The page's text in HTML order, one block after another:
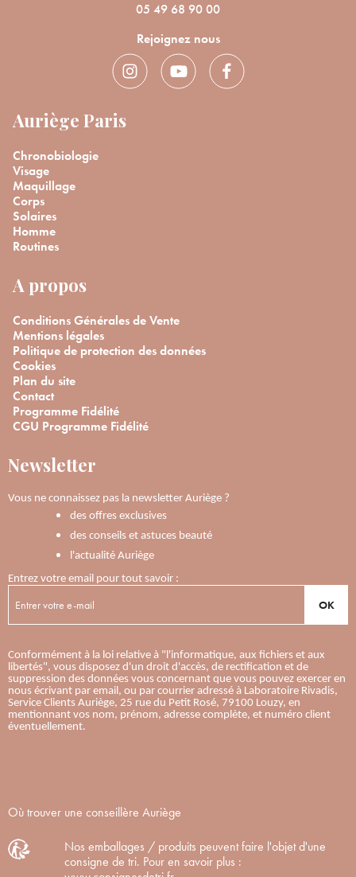
05 49 68 90 00
Rejoignez nous
Auriège Paris
Chronobiologie
Visage
Maquillage
Corps
Solaires
Homme
Routines
A propos
Conditions Générales de Vente
Mentions légales
Politique de protection des données
Cookies
Plan du site
Contact
Programme Fidélité
CGU Programme Fidélité
Newsletter
Vous ne connaissez pas la newsletter Auriège ?
des offres exclusives
des conseils et astuces beauté
l'actualité Auriège
Entrez votre email pour tout savoir :
OK
Conformément à la loi relative à "l'informatique, aux fichiers et aux
libertés", vous disposez d'un droit d'accès, de rectification et de
suppression des données vous concernant que vous pouvez exercer en
nous écrivant par email, ou par courrier adressé à Laboratoire Rivadis,
Service Clients Auriège, 25 rue du Petit Rosé, 79100 Louzy, en
mentionnant vos nom, prénom, adresse complète, et numéro client
éventuellement.
Où trouver une conseillère Auriège
Nos emballages / produits peuvent faire l'objet d'une
consigne de tri. Pour en savoir plus :